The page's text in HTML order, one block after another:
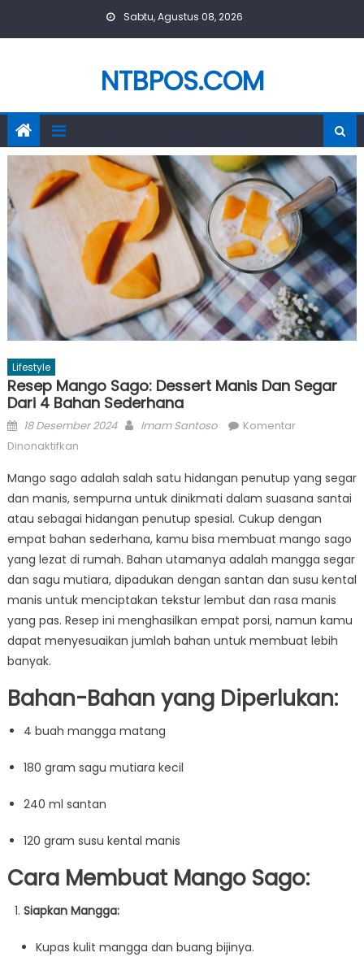
Sabtu, Agustus 08, 2026
NTBPOS.COM
Lifestyle
Resep Mango Sago: Dessert Manis Dan Segar
Dari 4 Bahan Sederhana
Posted
on
18 Desember 2024 Author
Imam Santoso
Komentar
Dinonaktifkanpada
Mango
Sago:
Dessert
Manis
dan
Segar
dari
Bahan
Sederhana
Mango sago adalah salah satu hidangan penutup yang segar
dan manis, sempurna untuk dinikmati dalam suasana santai
atau sebagai hidangan penutup spesial. Cukup dengan
empat bahan sederhana, kamu bisa membuat mango sago
yang lezat di rumah. Bahan utamanya adalah mangga segar
dan sagu mutiara, dipadukan dengan santan dan susu kental
manis untuk menciptakan tekstur lembut dan rasa manis
yang pas. Resep ini menghasilkan empat porsi, namun kamu
dapat menyesuaikan jumlah bahan untuk membuat lebih
banyak.
Bahan-Bahan yang Diperlukan:
4 buah mangga matang
180 gram sagu mutiara kecil
240 ml santan
120 gram susu kental manis
Cara Membuat Mango Sago:
Siapkan Mangga:
Kupas kulit mangga dan buang bijinya.